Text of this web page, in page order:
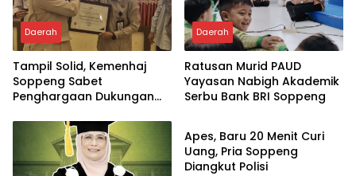
Daerah
Tampil Solid, Kemenhaj
Soppeng Sabet
Penghargaan Dukungan
Kesehatan Haji Terbaik
Daerah
Ratusan Murid PAUD
Yayasan Nabigh Akademik
Serbu Bank BRI Soppeng
Daerah
Apes, Baru 20 Menit Curi
Uang, Pria Soppeng
Diangkut Polisi